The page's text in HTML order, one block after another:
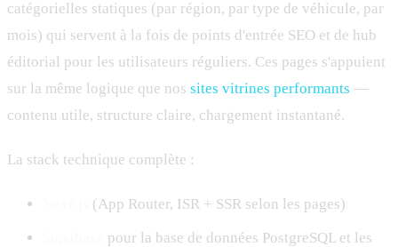
catégorielles statiques (par région, par type de véhicule, par
mois) qui servent à la fois de points d'entrée SEO et de hub
éditorial pour les utilisateurs réguliers. Ces pages s'appuient
sur la même logique que nos sites vitrines performants —
contenu utile, structure claire, chargement instantané.
La stack technique complète :
(App Router, ISR + SSR selon les pages)
pour la base de données PostgreSQL et les